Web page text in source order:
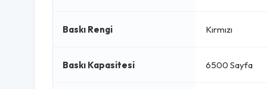
Baskı Rengi Kırmızı
Baskı Kapasitesi 6500 Sayfa